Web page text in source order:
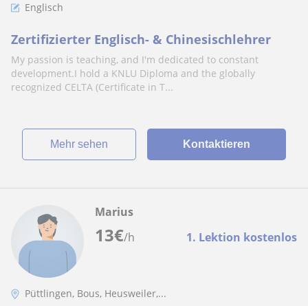
Englisch
Zertifizierter Englisch- & Chinesischlehrer
My passion is teaching, and I'm dedicated to constant
development.I hold a KNLU Diploma and the globally
recognized CELTA (Certificate in T...
Mehr sehen Kontaktieren
13€/h 1. Lektion kostenlos
Marius
Püttlingen, Bous, Heusweiler,...